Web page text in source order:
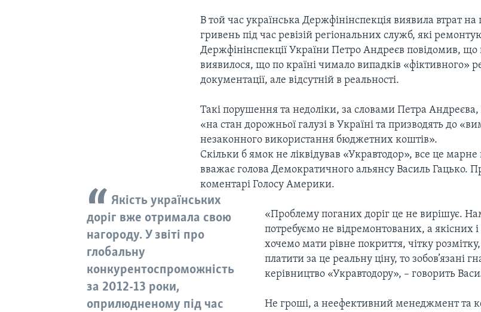
В той час українська Держфінінспекція виявила втрат на
гривень під час ревізій регіональних служб, які
Держфінінспекції України Петро Андреєв повідомив, що
виявилося, що по країні чимало випадків «фіктивного»
документації, але відсутній в реальності.
Такі порушення та недоліки, за словами Петра
«на стан дорожньої галузі в Україні та призводять до
незаконного використання бюджетних коштів».
Скільки б ямок не ліквідував «Укравтодор», все це
вважає голова Демократичного альянсу Василь Гацько.
коментарі Голосу Америки.
Якість українських
доріг вже отримала свою
нагороду. У звіті про
глобальну
конкурентоспроможність
за 2012-13 роки,
оприлюдненому під час
«Проблему поганих доріг це не вирішує.
потребуємо не відремонтованих, а якісних
хочемо мати рівне покриття, чітку
платити за це реальну ціну, то зобов’язані
керівництво «Укравтодору», – говорить
Не гроші, а неефективний менеджмент та